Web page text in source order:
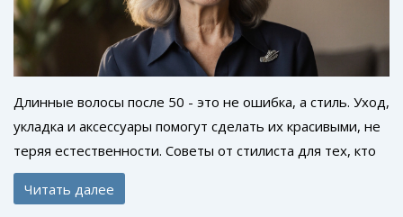
Длинные волосы после 50 - это не ошибка, а стиль. Уход,
укладка и аксессуары помогут сделать их красивыми, не
теряя естественности. Советы от стилиста для тех, кто
не хочет отказываться от длины.
Читать далее